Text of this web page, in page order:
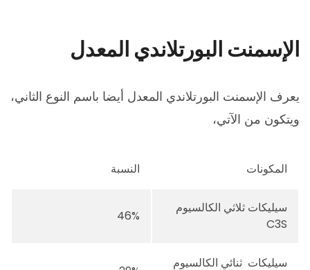
الإسمنت البورتلاندي المعدل
يعرف الإسمنت البورتلاندي المعدل أيضا باسم النوع الثاني،
ويتكون من الآتي،
المكونات النسبة
سيليكات ثلاثي الكالسيوم
C3S
46%
سيليكات ثنائي الكالسيوم